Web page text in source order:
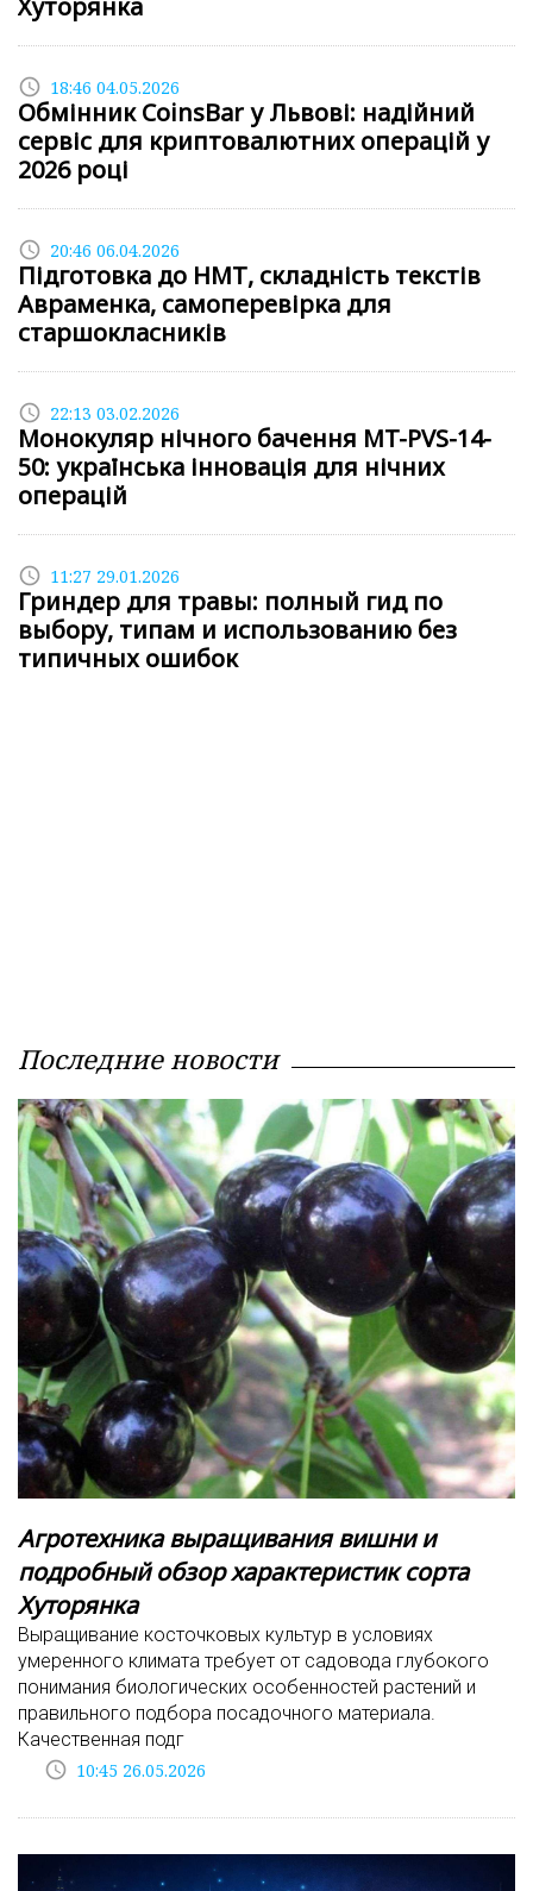
access_time 18:46 04.05.2026
Обмінник CoinsBar у Львові: надійний
сервіс для криптовалютних операцій у
2026 році
access_time 20:46 06.04.2026
Підготовка до НМТ, складність текстів
Авраменка, самоперевірка для
старшокласників
access_time 22:13 03.02.2026
Монокуляр нічного бачення MT-PVS-14-
50: українська інновація для нічних
операцій
access_time 11:27 29.01.2026
Гриндер для травы: полный гид по
выбору, типам и использованию без
типичных ошибок
Последние новости
Агротехника выращивания вишни и
подробный обзор характеристик сорта
Хуторянка
Выращивание косточковых культур в условиях
умеренного климата требует от садовода глубокого
понимания биологических особенностей растений и
правильного подбора посадочного материала.
Качественная подг
access_time 10:45 26.05.2026